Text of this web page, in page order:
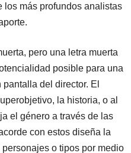
los más profundos analistas
pero una letra muerta
posible para una
del director. El
la historia, o al
el género a través de las
con estos diseña la
o tipos por medio